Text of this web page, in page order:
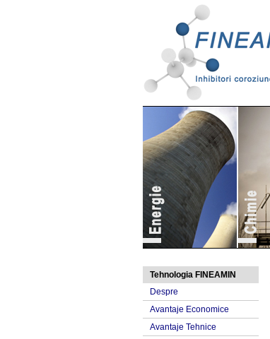
Tehnologia FINEAMIN
Despre
Avantaje Economice
Avantaje Tehnice